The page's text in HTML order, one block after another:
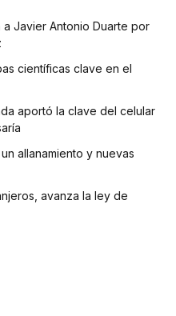
Javier Antonio Duarte por
científicas clave en el
aportó la clave del celular
allanamiento y nuevas
avanza la ley de